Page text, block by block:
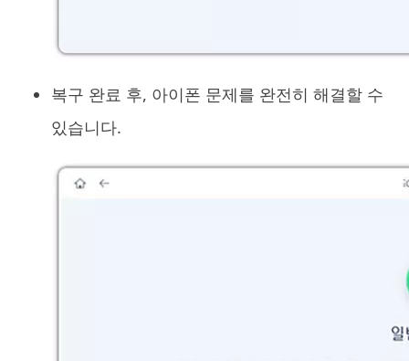
복구 완료 후, 아이폰 문제를 완전히 해결할 수
있습니다.